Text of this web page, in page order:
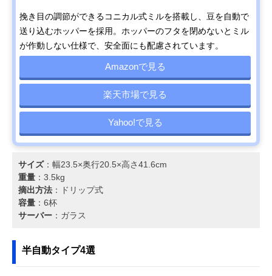
挽き目の調節ができるコニカル式ミルを搭載し、豆を自動で
送り込むホッパーを採用。ホッパーのフタを閉めないとミル
が作動しない仕様で、安全面にも配慮されています。
Amazonで見る
楽天市場で見る
Yahoo!で見る
サイズ：幅23.5×奥行20.5×高さ41.6cm
重量 ：3.5kg
摘出方法 ：ドリップ式
容量 ：6杯
サーバー ：ガラス
半自動タイプ4選